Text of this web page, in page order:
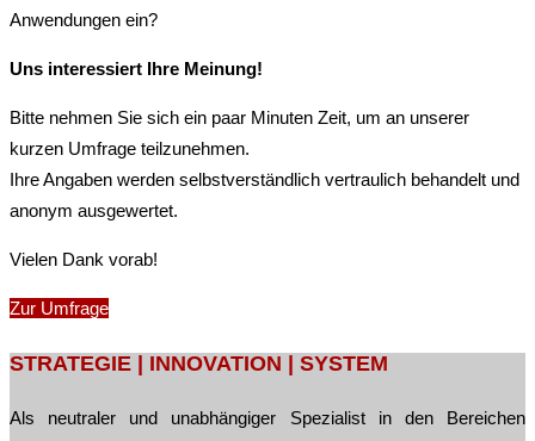
Anwendungen ein?
Uns interessiert Ihre Meinung!
Bitte nehmen Sie sich ein paar Minuten Zeit, um an unserer
kurzen Umfrage teilzunehmen.
Ihre Angaben werden selbstverständlich vertraulich behandelt und
anonym ausgewertet.
Vielen Dank vorab!
Zur Umfrage
Post
navigation
STRATEGIE | INNOVATION | SYSTEM
Als neutraler und unabhängiger Spezialist in den Bereichen